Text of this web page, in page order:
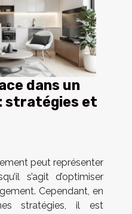
dans un
stratégies et
peut représenter
s’agit d’optimiser
Cependant, en
stratégies, il est